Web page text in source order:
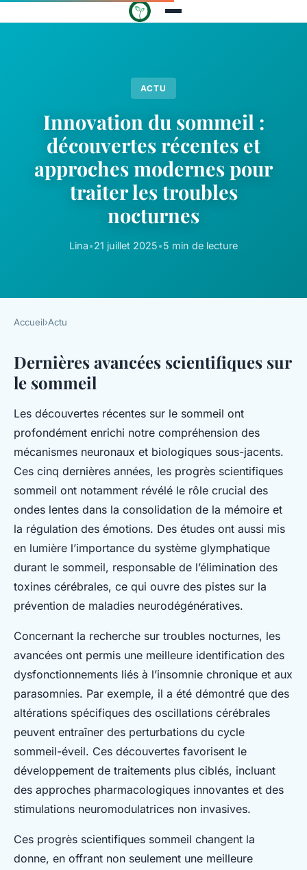
ACTU
Innovation du sommeil :
découvertes récentes et
approches modernes pour
traiter les troubles
nocturnes
Lina•21 juillet 2025•5 min de lecture
Accueil›Actu
Dernières avancées scientifiques sur
le sommeil
Les découvertes récentes sur le sommeil ont
profondément enrichi notre compréhension des
mécanismes neuronaux et biologiques sous-jacents.
Ces cinq dernières années, les progrès scientifiques
sommeil ont notamment révélé le rôle crucial des
ondes lentes dans la consolidation de la mémoire et
la régulation des émotions. Des études ont aussi mis
en lumière l’importance du système glymphatique
durant le sommeil, responsable de l’élimination des
toxines cérébrales, ce qui ouvre des pistes sur la
prévention de maladies neurodégénératives.
Concernant la recherche sur troubles nocturnes, les
avancées ont permis une meilleure identification des
dysfonctionnements liés à l’insomnie chronique et aux
parasomnies. Par exemple, il a été démontré que des
altérations spécifiques des oscillations cérébrales
peuvent entraîner des perturbations du cycle
sommeil-éveil. Ces découvertes favorisent le
développement de traitements plus ciblés, incluant
des approches pharmacologiques innovantes et des
stimulations neuromodulatrices non invasives.
Ces progrès scientifiques sommeil changent la
donne, en offrant non seulement une meilleure